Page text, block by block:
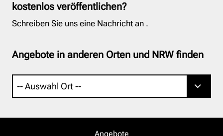
kostenlos veröffentlichen?
Schreiben Sie uns eine Nachricht an .
Angebote in anderen Orten und NRW finden
Angebote